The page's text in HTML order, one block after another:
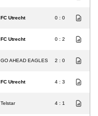
FC Utrecht 0 : 0
FC Utrecht 0 : 2
GO AHEAD EAGLES 2 : 0
FC Utrecht 4 : 3
Telstar 4 : 1